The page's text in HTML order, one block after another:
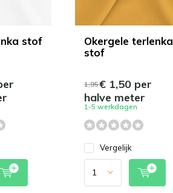
stof
Okergele terlenka
stof
1,95€ 1,50 per
halve meter
1-5 werkdagen
Vergelijk